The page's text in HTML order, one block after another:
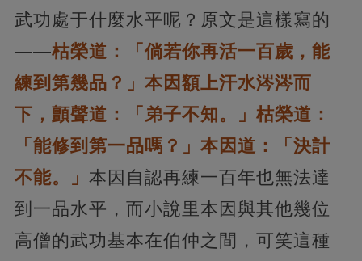
武功處于什麼水平呢？原文是這樣寫的
——枯榮道：「倘若你再活一百歲，能
練到第幾品？」本因額上汗水涔涔而
下， 顫聲道：「弟子不知。」枯榮道：
「能修到第一品嗎？」本因道：「決計
不能。」 本因自認再練一百年也無法達
到一品水平，而小說里本因與其他幾位
高僧的武功基本在伯仲之間，可笑這種